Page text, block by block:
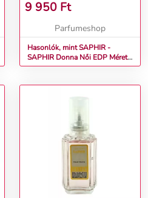
9 950 Ft
Parfumeshop
Hasonlók, mint SAPHIR -
SAPHIR Donna Női EDP Méret:
200 ml